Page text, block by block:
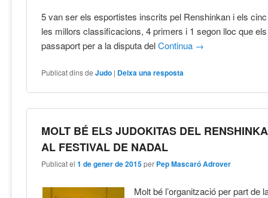
5 van ser els esportistes inscrits pel Renshinkan i els
les millors classificacions, 4 primers i 1 segon lloc que
passaport per a la disputa delContinua →
Publicat dins de Judo | Deixa una resposta
MOLT BÉ ELS JUDOKITAS DEL
AL FESTIVAL DE NADAL
Publicat el1 de gener de 2015 per Pep Mascaró Adrover
Molt bé l’organització per part de